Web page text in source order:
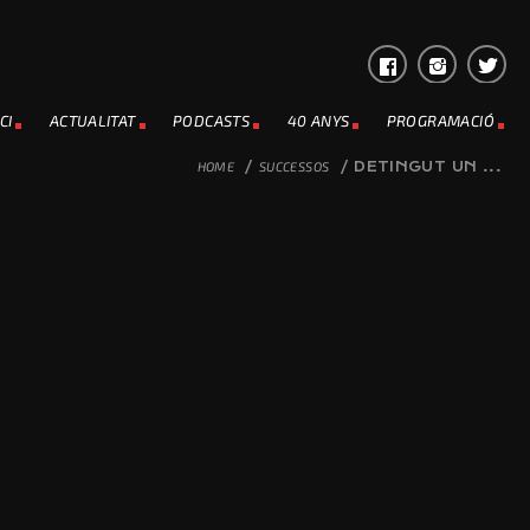
ACTUALITAT PODCASTS 40 ANYS PROGRAMACIÓ
HOME / SUCCESSOS / DETINGUT UN ...